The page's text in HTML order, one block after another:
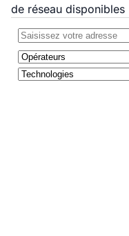
de réseau